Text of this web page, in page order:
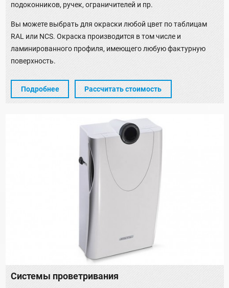
подоконников, ручек, ограничителей и пр.
Вы можете выбрать для окраски любой цвет по таблицам
RAL или NCS. Окраска производится в том числе и
ламинированного профиля, имеющего любую фактурную
поверхность.
Подробнее Рассчитать стоимость
Системы проветривания